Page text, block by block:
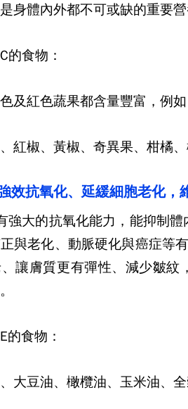
身體內外都不可或缺的重要營
的食物：
及紅色蔬果都含量豐富，例如
紅椒、黃椒、奇異果、柑橘、
效抗氧化、延緩細胞老化，
強大的抗氧化能力，能抑制體
與老化、動脈硬化與癌症等
讓膚質更有彈性、減少皺紋
的食物：
大豆油、橄欖油、玉米油、全